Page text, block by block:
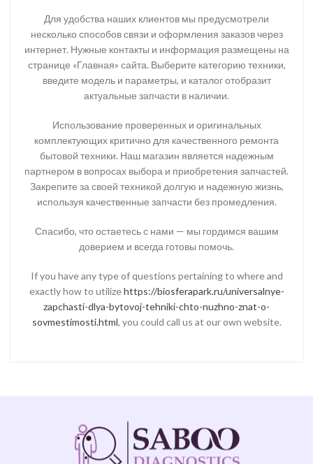
Для удобства наших клиентов мы предусмотрели
несколько способов связи и оформления заказов через
интернет. Нужные контакты и информация размещены на
странице «Главная» сайта. Выберите категорию техники,
введите модель и параметры, и каталог отобразит
актуальные запчасти в наличии.
Использование проверенных и оригинальных
комплектующих критично для качественного ремонта
бытовой техники. Наш магазин является надежным
партнером в вопросах выбора и приобретения запчастей.
Закрепите за своей техникой долгую и надежную жизнь,
используя качественные запчасти без промедления.
Спасибо, что остаетесь с нами — мы гордимся вашим
доверием и всегда готовы помочь.
If you have any type of questions pertaining to where and
exactly how to utilizehttps://biosferapark.ru/universalnye-
zapchasti-dlya-bytovoj-tehniki-chto-nuzhno-znat-o-
sovmestimosti.html, you could call us at our own website.